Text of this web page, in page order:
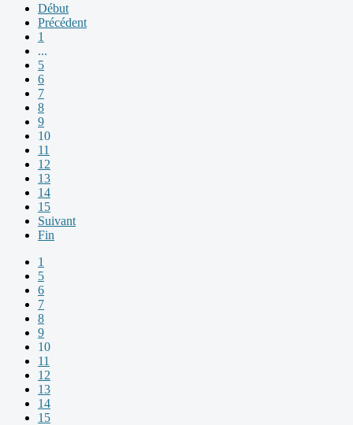
Début
Précédent
1
...
5
6
7
8
9
10
11
12
13
14
15
Suivant
Fin
1
5
6
7
8
9
10
11
12
13
14
15